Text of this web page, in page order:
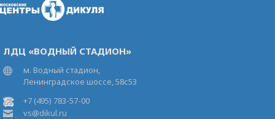
ЛДЦ «ВОДНЫЙ СТАДИОН»
м. Водный стадион,
Ленинградское шоссе, 58с53
+7 (495) 783-57-00
vs@dikul.ru